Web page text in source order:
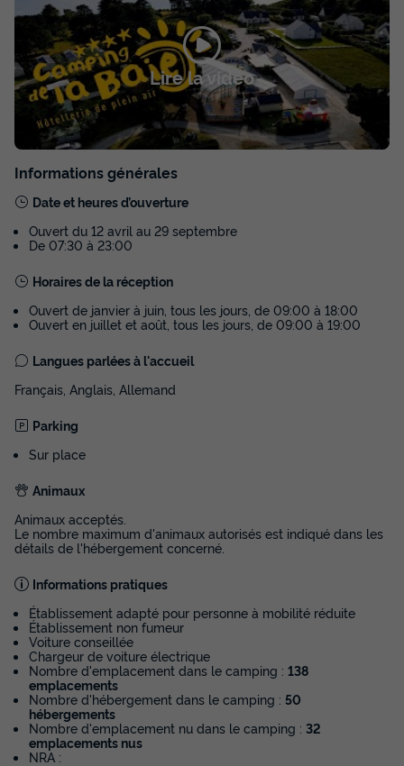
MOBILHOME 6 personnes - 4 Pièces 6
Personnes + TV - 3 soleils
Annulation gratuite
Surface
29m²
Adultes Chambres
3
Salle de bain
Terrasse couverte Animaux autorisés *
Cafetière
Congélateur
Réfrigérateur
+ 3
MOBILHOME 6 personnes - 4 Pièces 6 Personnes + TV - 3
soleils
Meilleur prix pour 7 nuits
Modifier les dates
MOBILHOME 4 personnes - 3 Pièces 4
Personnes + TV - 4 soleils
Annulation gratuite
Surface
31m²
Adultes Chambres
Terrasse couverte Animaux autorisés *
Cafetière
Lave-vaisselle
Congélateur
Lire la vidéo
Informations générales
Date et heures d’ouverture
Ouvert du 12 avril au 29 septembre
De 07:30 à 23:00
Horaires de la réception
Ouvert de janvier à juin, tous les jours, de 09:00 à 18:00
Ouvert en juillet et août, tous les jours, de 09:00 à 19:00
Langues parlées à l'accueil
Français, Anglais, Allemand
Parking
Sur place
Animaux
Animaux acceptés.
Le nombre maximum d'animaux autorisés est indiqué dans les
détails de l'hébergement concerné.
Informations pratiques
Établissement adapté pour personne à mobilité réduite
Établissement non fumeur
Voiture conseillée
Chargeur de voiture électrique
Nombre d'emplacement dans le camping : 138
emplacements
Nombre d'hébergement dans le camping : 50
hébergements
Nombre d'emplacement nu dans le camping : 32
emplacements nus
NRA :